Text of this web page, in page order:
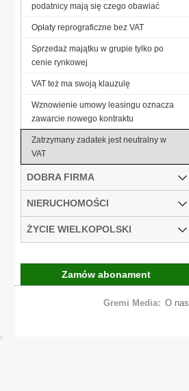
podatnicy mają się czego obawiać
Opłaty reprograficzne bez VAT
Sprzedaż majątku w grupie tylko po
cenie rynkowej
VAT też ma swoją klauzulę
Wznowienie umowy leasingu oznacza
zawarcie nowego kontraktu
Zatrzymany zadatek jest neutralny w
VAT
DOBRA FIRMA
NIERUCHOMOŚCI
ŻYCIE WIELKOPOLSKI
Zamów abonament
Gremi Media: O nas